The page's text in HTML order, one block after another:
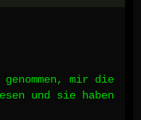
mir die
und sie haben